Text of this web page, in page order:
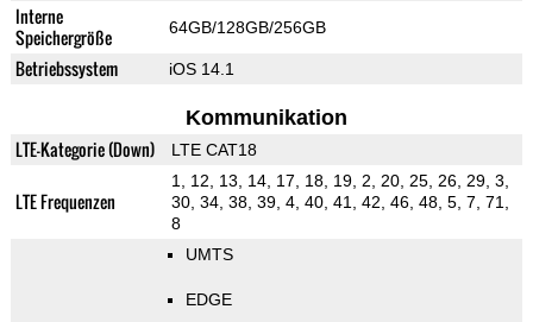
Interne
Speichergröße
64GB/128GB/256GB
Betriebssystem iOS 14.1
Kommunikation
LTE-Kategorie (Down) LTE CAT18
LTE Frequenzen
1, 12, 13, 14, 17, 18, 19, 2, 20, 25, 26, 29, 3,
30, 34, 38, 39, 4, 40, 41, 42, 46, 48, 5, 7, 71,
8
UMTS
EDGE